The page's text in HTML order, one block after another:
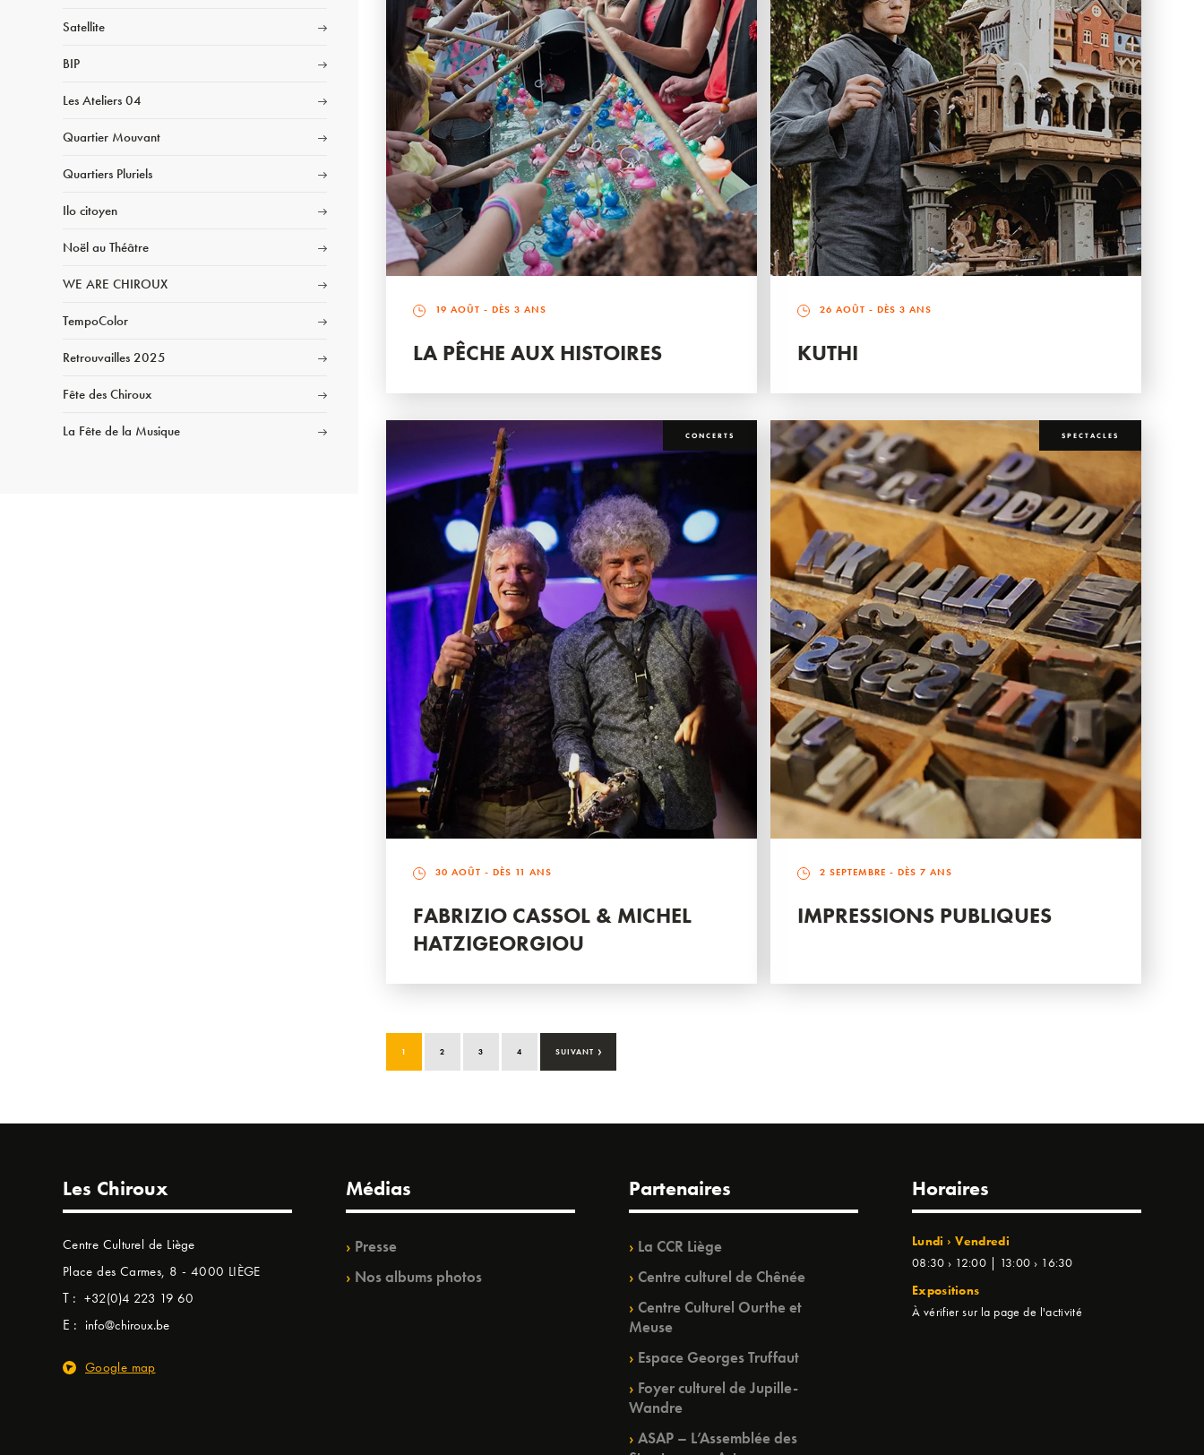
Satellite
BIP
Les Ateliers 04
Quartier Mouvant
Quartiers Pluriels
Ilo citoyen
Noël au Théâtre
WE ARE CHIROUX
TempoColor
Retrouvailles 2025
Fête des Chiroux
La Fête de la Musique
19 AOÛT - DÈS 3 ANS
LA PÊCHE AUX HISTOIRES
26 AOÛT - DÈS 3 ANS
KUTHI
CONCERTS
30 AOÛT - DÈS 11 ANS
FABRIZIO CASSOL & MICHEL
HATZIGEORGIOU
SPECTACLES
2 SEPTEMBRE - DÈS 7 ANS
IMPRESSIONS PUBLIQUES
1 2 3 4 SUIVANT ›
Les Chiroux
Centre Culturel de Liège
Place des Carmes, 8 - 4000 LIÈGE
T : +32(0)4 223 19 60
E : info@chiroux.be
Google map
Médias
Presse
Nos albums photos
Partenaires
La CCR Liège
Centre culturel de Chênée
Centre Culturel Ourthe et
Meuse
Espace Georges Truffaut
Foyer culturel de Jupille-
Wandre
ASAP – L’Assemblée des
Horaires
Lundi › Vendredi
08:30 › 12:00 | 13:00 › 16:30
Expositions
À vérifier sur la page de l'activité